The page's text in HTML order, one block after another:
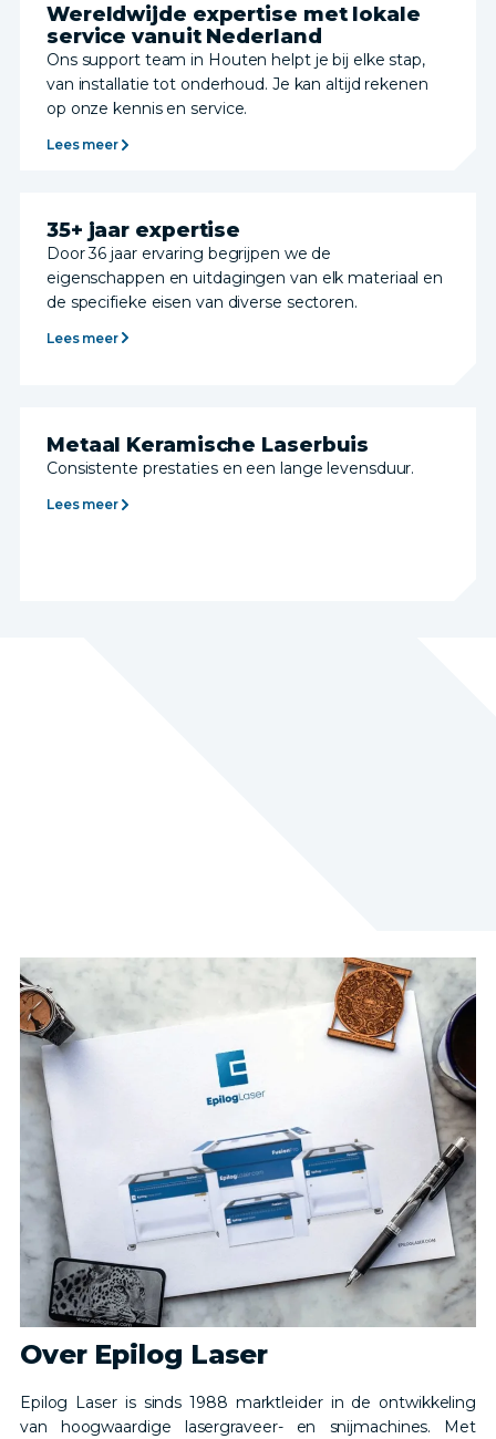
Wereldwijde expertise met lokale
service vanuit Nederland
Ons support team in Houten helpt je bij elke stap,
van installatie tot onderhoud. Je kan altijd rekenen
op onze kennis en service.
Lees meer
35+ jaar expertise
Door 36 jaar ervaring begrijpen we de
eigenschappen en uitdagingen van elk materiaal en
de specifieke eisen van diverse sectoren.
Lees meer
Metaal Keramische Laserbuis
Consistente prestaties en een lange levensduur.
Lees meer
Over Epilog Laser
Epilog Laser is sinds 1988 marktleider in de ontwikkeling
van hoogwaardige lasergraveer- en snijmachines. Met